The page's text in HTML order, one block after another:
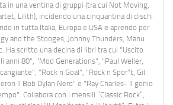
in una ventina di gruppi (tra cui Not Moving,
Lilith), incidendo una cinquantina di dischi
in tutta Italia, Europa e USA e aprendo per
and the Stooges, Johnny Thunders, Manu
Ha scritto una decina di libri tra cui "Uscito
anni 80", "Mod Generations", "Paul Weller,
cangiante", "Rock n Goal", "Rock n Spor"t, Gil
Il Bob Dylan Nero" e "Ray Charles- Il genio
Collabora con i mensili “Classic Rock”,